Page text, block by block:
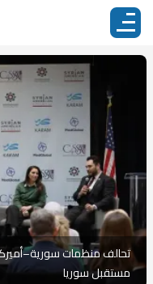
تحالف منظمات
مستقبل سوريا